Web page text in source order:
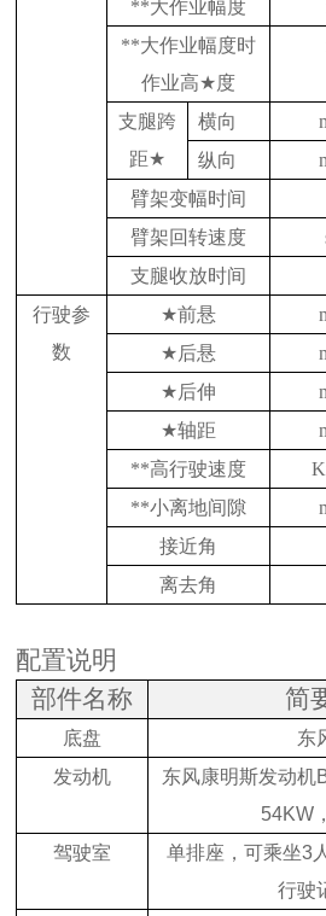
**大作业幅度
**大作业幅度时
作业高★度
支腿跨
距★
横向
纵向
臂架变幅时间
臂架回转速度
支腿收放时间
行驶参
数
★前悬
★后悬
★后伸
★轴距
**高行驶速度
**小离地间隙
接近角
离去角
配置说明
部件名称
简
底盘
东
发动机
东风康明斯发动机
54KW
驾驶室
单排座，可乘坐3
行驶